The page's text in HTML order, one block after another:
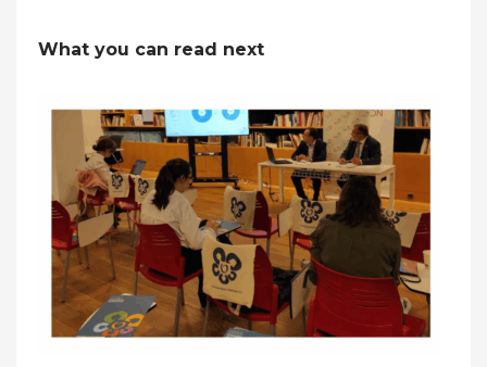
What you can read next